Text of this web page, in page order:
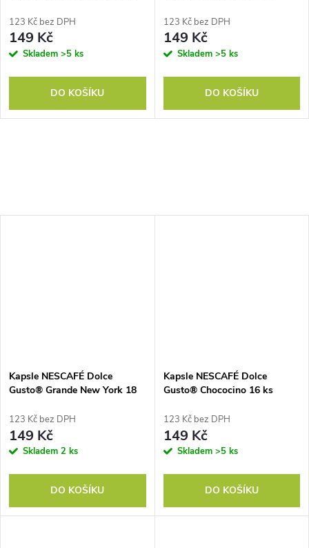
123 Kč bez DPH
149 Kč
Skladem >5 ks
DO KOŠÍKU
123 Kč bez DPH
149 Kč
Skladem >5 ks
DO KOŠÍKU
Kapsle NESCAFÉ Dolce
Gusto® Grande New York 18
123 Kč bez DPH
149 Kč
Skladem 2 ks
DO KOŠÍKU
Kapsle NESCAFÉ Dolce
Gusto® Chococino 16 ks
123 Kč bez DPH
149 Kč
Skladem >5 ks
DO KOŠÍKU